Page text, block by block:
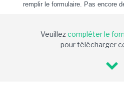
remplir le formulaire. Pas encore
Veuillezcompléter le
pour télécharger